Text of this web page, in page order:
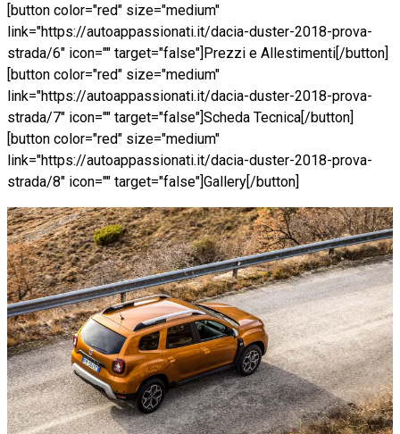
[button color="red" size="medium"
link="https://autoappassionati.it/dacia-duster-2018-prova-
strada/6" icon="" target="false"]Prezzi e Allestimenti[/button]
[button color="red" size="medium"
link="https://autoappassionati.it/dacia-duster-2018-prova-
strada/7" icon="" target="false"]Scheda Tecnica[/button]
[button color="red" size="medium"
link="https://autoappassionati.it/dacia-duster-2018-prova-
strada/8" icon="" target="false"]Gallery[/button]